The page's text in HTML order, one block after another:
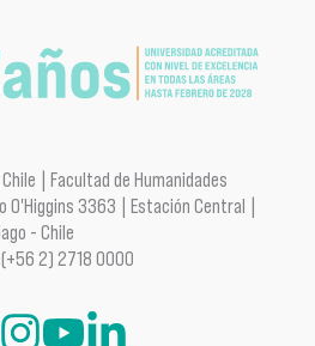
| Facultad de Humanidades
O'Higgins 3363 | Estación Central |
- Chile
2) 2718 0000